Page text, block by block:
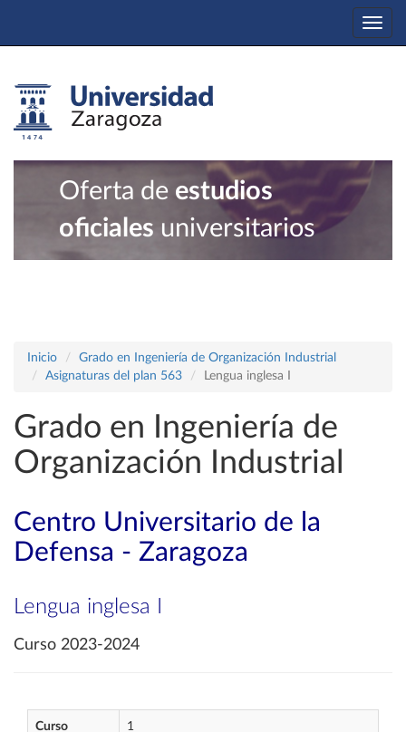
Oferta de estudios
oficiales universitarios
Inicio
Grado en Ingeniería de Organización Industrial
Asignaturas del plan 563
Lengua inglesa I
Grado en Ingeniería de
Organización Industrial
Centro Universitario de la
Defensa - Zaragoza
Lengua inglesa I
Curso 2023-2024
Curso 1